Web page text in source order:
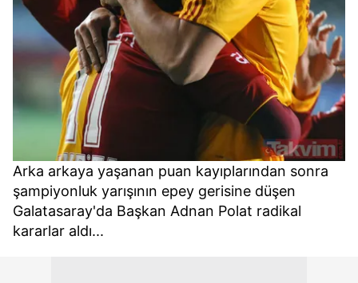
Arka arkaya yaşanan puan kayıplarından sonra
şampiyonluk yarışının epey gerisine düşen
Galatasaray'da Başkan Adnan Polat radikal
kararlar aldı...